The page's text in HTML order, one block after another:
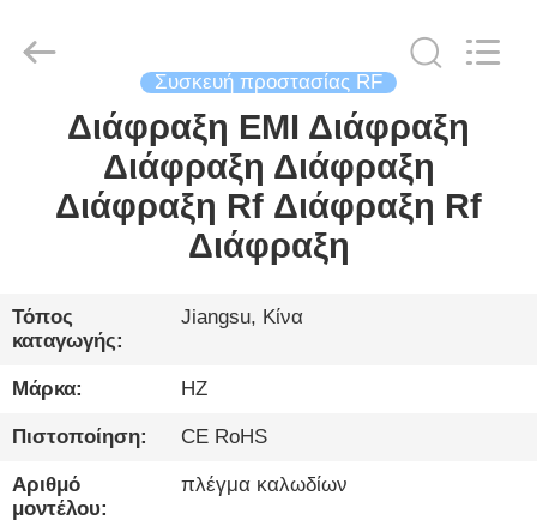
ΣΠΊΤΙ
ΠΡΟΪΌΝΤΑ
ΕΜΆΣ
ΞΕΝΆΓΗΣΗ
ΣΤΟ
ΕΡΓΟΣΤΆΣΙΟ
Ltd..
Συσκευή προστασίας RF
Διάφραξη ΕΜΙ Διάφραξη
Διάφραξη Διάφραξη
Διάφραξη Rf Διάφραξη Rf
Διάφραξη
Τόπος
καταγωγής:
Jiangsu, Κίνα
Μάρκα: HZ
Πιστοποίηση: CE RoHS
Αριθμό
μοντέλου:
πλέγμα καλωδίων